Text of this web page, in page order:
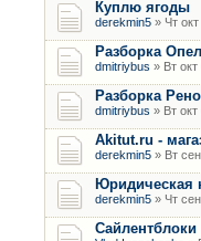
Куплю ягоды
derekmin5 » Чт
Разборка
dmitriybus » Вт
Разборка
dmitriybus » Вт
Akitut.ru -
derekmin5 » Вт
Юридическая
derekmin5 » Чт